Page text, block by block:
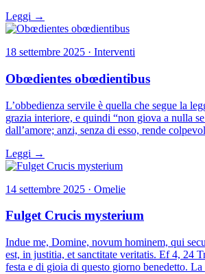
Leggi →
18 settembre 2025 · Interventi
Obœdientes obœdientibus
L’obbedienza servile è quella che segue la
grazia interiore, e quindi “non giova a nulla
dall’amore; anzi, senza di esso, rende
Leggi →
14 settembre 2025 · Omelie
Fulget Crucis mysterium
Indue me, Domine, novum hominem, qui
est, in justitia, et sanctitate veritatis. Ef 4, 24
festa e di gioia di questo giorno benedetto.